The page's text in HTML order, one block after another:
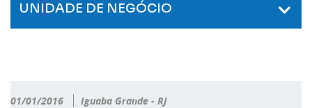
UNIDADE DE NEGÓCIO
01/01/2016 Iguaba Grande - RJ